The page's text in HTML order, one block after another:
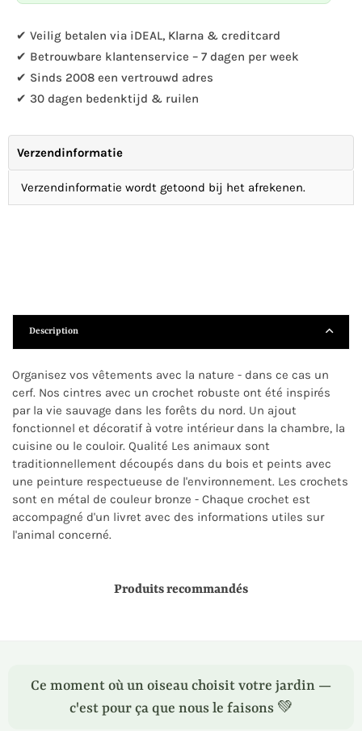
Ree
✔ Veilig betalen via iDEAL, Klarna & creditcard
✔ Betrouwbare klantenservice – 7 dagen per week
✔ Sinds 2008 een vertrouwd adres
✔ 30 dagen bedenktijd & ruilen
Verzendinformatie
Verzendinformatie wordt getoond bij het afrekenen.
Description
Organisez vos vêtements avec la nature - dans ce cas un
cerf. Nos cintres avec un crochet robuste ont été inspirés
par la vie sauvage dans les forêts du nord. Un ajout
fonctionnel et décoratif à votre intérieur dans la chambre, la
cuisine ou le couloir. Qualité Les animaux sont
traditionnellement découpés dans du bois et peints avec
une peinture respectueuse de l'environnement. Les crochets
sont en métal de couleur bronze - Chaque crochet est
accompagné d'un livret avec des informations utiles sur
l'animal concerné.
Produits recommandés
Ce moment où un oiseau choisit votre jardin —
c'est pour ça que nous le faisons 💚